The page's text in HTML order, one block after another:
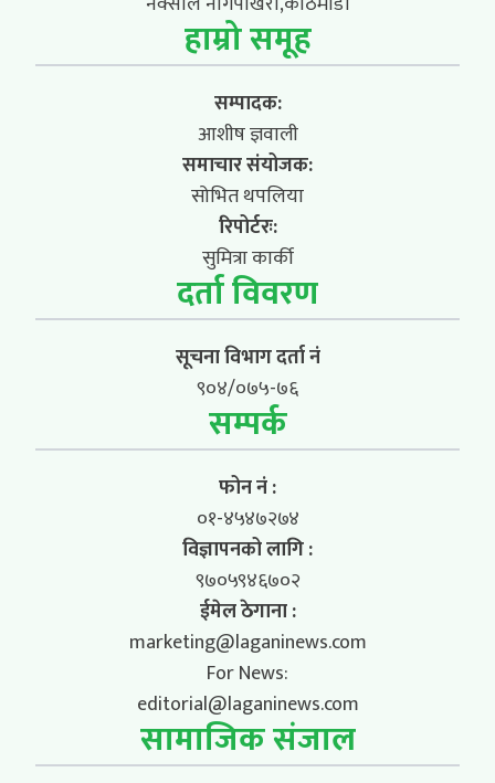
हाम्रो समूह
सम्पादक:
आशीष ज्ञवाली
समाचार संयोजक:
सोभित थपलिया
रिपोर्टरः:
सुमित्रा कार्की
दर्ता विवरण
सूचना विभाग दर्ता नं
९०४/०७५-७६
सम्पर्क
फोन नं :
०१-४५४७२७४
विज्ञापनको लागि :
९७०५९४६७०२
ईमेल ठेगाना :
marketing@laganinews.com
For News:
editorial@laganinews.com
सामाजिक संजाल